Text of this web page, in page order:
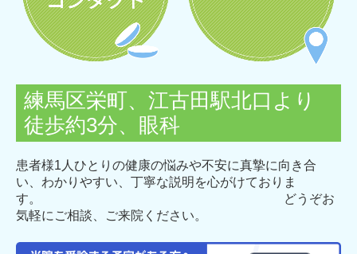
練馬区栄町、江古田駅北口より
徒歩約3分、眼科
患者様1人ひとりの健康の悩みや不安に真摯に向き合
い、わかりやすい、 丁寧な説明を心がけておりま
す。
どうぞお
気軽にご相談、ご来院ください。